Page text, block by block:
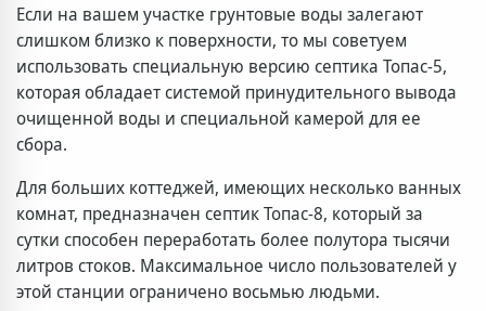
Если на вашем участке грунтовые воды залегают
слишком близко к поверхности, то мы советуем
использовать специальную версию септика Топас-5,
которая обладает системой принудительного вывода
очищенной воды и специальной камерой для ее
сбора.
Для больших коттеджей, имеющих несколько ванных
комнат, предназначен септик Топас-8, который за
сутки способен переработать более полутора тысячи
литров стоков. Максимальное число пользователей у
этой станции ограничено восьмью людьми.